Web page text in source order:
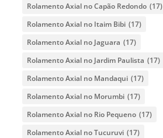
Rolamento Axial no Capão Redondo (17)
Rolamento Axial no Itaim Bibi (17)
Rolamento Axial no Jaguara (17)
Rolamento Axial no Jardim Paulista (17)
Rolamento Axial no Mandaqui (17)
Rolamento Axial no Morumbi (17)
Rolamento Axial no Rio Pequeno (17)
Rolamento Axial no Tucuruvi (17)